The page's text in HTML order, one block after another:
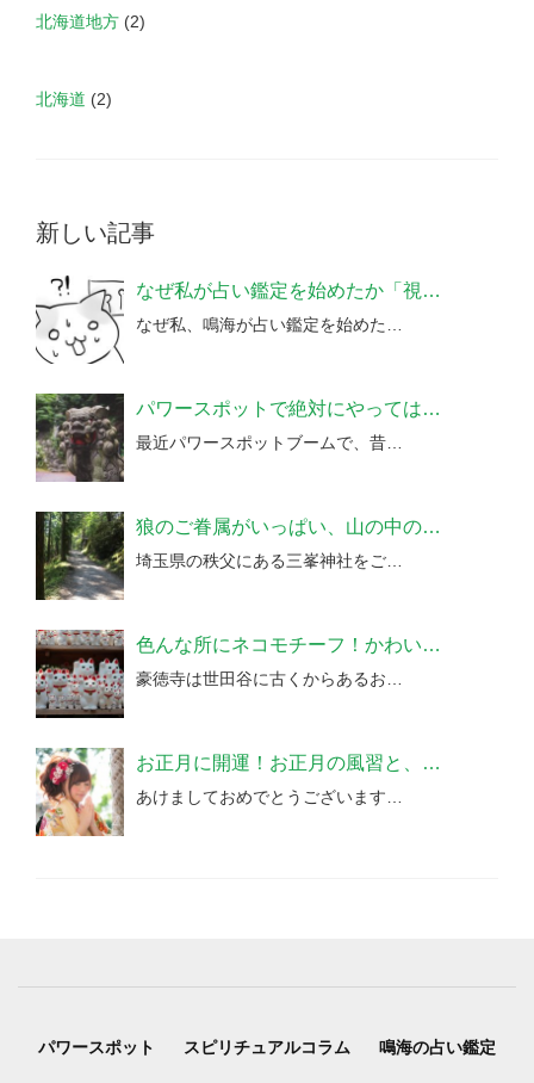
北海道地方 (2)
北海道 (2)
新しい記事
なぜ私が占い鑑定を始めたか「視…
なぜ私、鳴海が占い鑑定を始めた…
パワースポットで絶対にやっては…
最近パワースポットブームで、昔…
狼のご眷属がいっぱい、山の中の…
埼玉県の秩父にある三峯神社をご…
色んな所にネコモチーフ！かわい…
豪徳寺は世田谷に古くからあるお…
お正月に開運！お正月の風習と、…
あけましておめでとうございます…
パワースポット スピリチュアルコラム 鳴海の占い鑑定